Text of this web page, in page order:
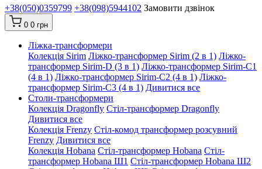
+38(050)0359799 +38(098)5944102 Замовити дзвінок
0 0 грн
Ліжка-трансформери
Колекція Sirim Ліжко-трансформер Sirim (2 в 1) Ліжко-
трансформер Sirim-D (3 в 1) Ліжко-трансформер Sirim-C1
(4 в 1) Ліжко-трансформер Sirim-C2 (4 в 1) Ліжко-
трансформер Sirim-C3 (4 в 1) Дивитися все
Столи-трансформери
Колекція Dragonfly Стіл-трансформер Dragonfly
Дивитися все
Колекція Frenzy Стіл-комод трансформер розсувний
Frenzy Дивитися все
Колекція Hobana Стіл-трансформер Hobana Стіл-
трансформер Hobana Ш1 Стіл-трансформер Hobana Ш2